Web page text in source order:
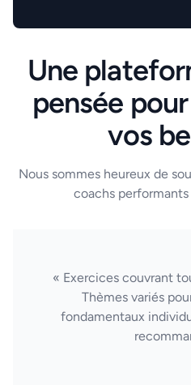
Une
pensée
vos
Nous sommes heureux de
coachs
« Exercices couvrant
Thèmes variés
fondamentaux